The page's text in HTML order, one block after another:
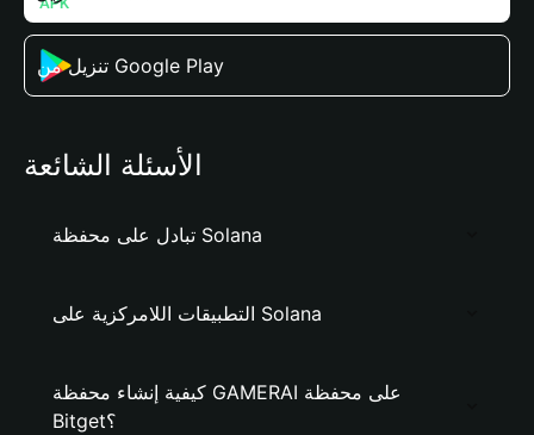
تنزيل من Google Play
الأسئلة الشائعة
تبادل على محفظة Solana
التطبيقات اللامركزية على Solana
كيفية إنشاء محفظة GAMERAI على محفظة
Bitget؟